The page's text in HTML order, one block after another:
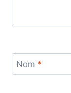
Nom *